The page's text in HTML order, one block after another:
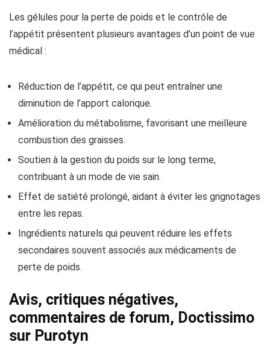
Les gélules pour la perte de poids et le contrôle de
l’appétit présentent plusieurs avantages d’un point de vue
médical :
Réduction de l’appétit, ce qui peut entraîner une
diminution de l’apport calorique.
Amélioration du métabolisme, favorisant une meilleure
combustion des graisses.
Soutien à la gestion du poids sur le long terme,
contribuant à un mode de vie sain.
Effet de satiété prolongé, aidant à éviter les grignotages
entre les repas.
Ingrédients naturels qui peuvent réduire les effets
secondaires souvent associés aux médicaments de
perte de poids.
Avis, critiques négatives,
commentaires de forum, Doctissimo
sur Purotyn